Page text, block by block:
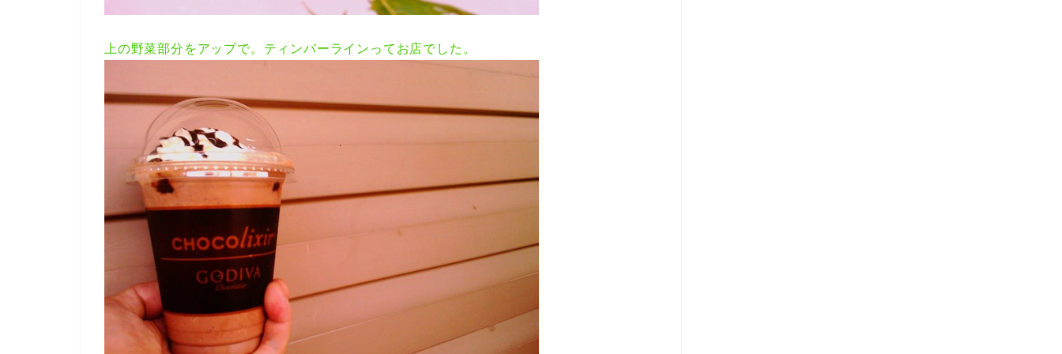
上の野菜部分をアップで。ティンバーラインってお店でした。